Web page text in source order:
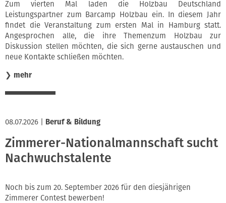
Zum vierten Mal laden die Holzbau Deutschland
Leistungspartner zum Barcamp Holzbau ein. In diesem Jahr
findet die Veranstaltung zum ersten Mal in Hamburg statt.
Angesprochen alle, die ihre Themenzum Holzbau zur
Diskussion stellen möchten, die sich gerne austauschen und
neue Kontakte schließen möchten.
❯ mehr
08.07.2026 Beruf & Bildung
Zimmerer-Nationalmannschaft sucht
Nachwuchstalente
Noch bis zum 20. September 2026 für den diesjährigen
Zimmerer Contest bewerben!